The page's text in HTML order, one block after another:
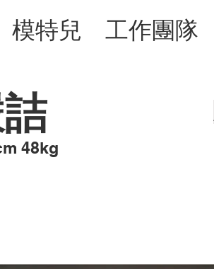
模特兒 工作團隊
48kg